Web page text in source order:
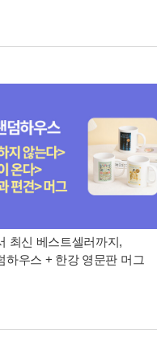
최신 베스트셀러까지,
하우스 + 한강 영문판 머그